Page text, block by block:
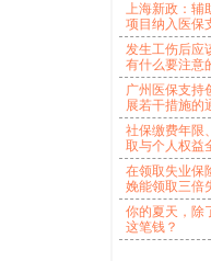
上海新政：辅
项目纳入医保
发生工伤后应
有什么要注意
广州医保支持
展若干措施的
社保缴费年限
取与个人权益
在领取失业保
娩能领取三倍
你的夏天，除
这笔钱？